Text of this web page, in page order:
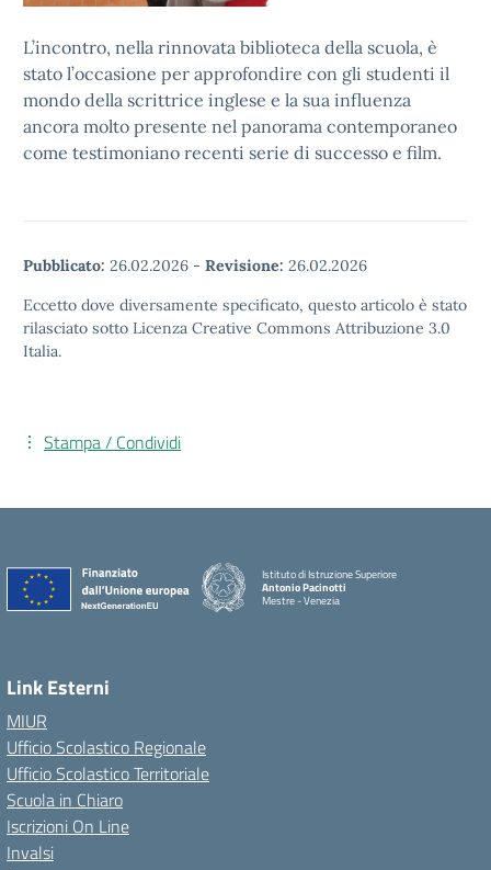
L’incontro, nella rinnovata biblioteca della scuola, è
stato l’occasione per approfondire con gli studenti il
mondo della scrittrice inglese e la sua influenza
ancora molto presente nel panorama contemporaneo
come testimoniano recenti serie di successo e film.
Pubblicato: 26.02.2026 - Revisione: 26.02.2026
Eccetto dove diversamente specificato, questo articolo è stato
rilasciato sotto Licenza Creative Commons Attribuzione 3.0
Italia.
Stampa / Condividi
Istituto di Istruzione Superiore
Antonio Pacinotti
Mestre - Venezia
Link Esterni
MIUR
Ufficio Scolastico Regionale
Ufficio Scolastico Territoriale
Scuola in Chiaro
Iscrizioni On Line
Invalsi